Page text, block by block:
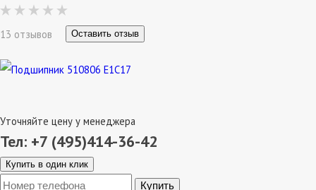
13 отзывов Оставить отзыв
Уточняйте цену у менеджера
Тел: +7 (495)414-36-42
Купить в один клик